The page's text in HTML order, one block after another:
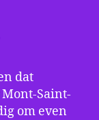
dat
Saint-
om even